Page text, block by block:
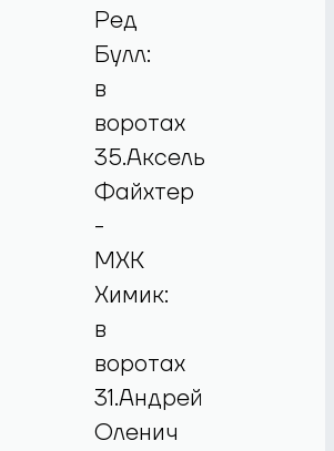
Ред
Булл:
в
воротах
35.Аксель
Файхтер
-
МХК
Химик:
в
воротах
31.Андрей
Оленич